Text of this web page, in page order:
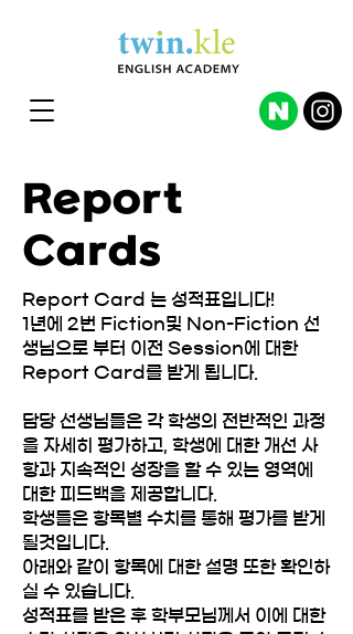
Report
Cards
Report Card 는 성적표입니다!
1년에 2번 Fiction및 Non-Fiction 선
생님으로 부터 이전 Session에 대한
Report Card를 받게 됩니다.
담당 선생님들은 각 학생의 전반적인 과정
을 자세히 평가하고, 학생에 대한 개선 사
항과 지속적인 성장을 할 수 있는 영역에
대한 피드백을 제공합니다.
학생들은 항목별 수치를 통해 평가를 받게
될것입니다.
아래와 같이 항목에 대한 설명 또한 확인하
실 수 있습니다.
성적표를 받은 후 학부모님께서 이에 대한